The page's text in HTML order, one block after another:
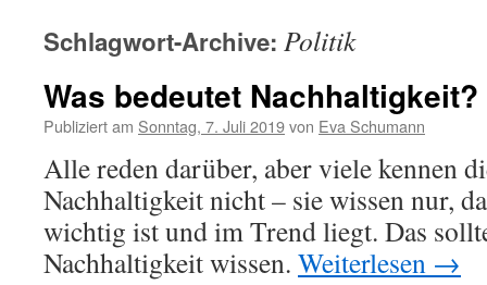
Schlagwort-Archive: Politik
Was bedeutet Nachhaltigkeit?
Publiziert am Sonntag, 7. Juli 2019von Eva Schumann
Alle reden darüber, aber viele kennen
Nachhaltigkeit nicht – sie wissen nur,
wichtig ist und im Trend liegt. Das
Nachhaltigkeit wissen. Weiterlesen →